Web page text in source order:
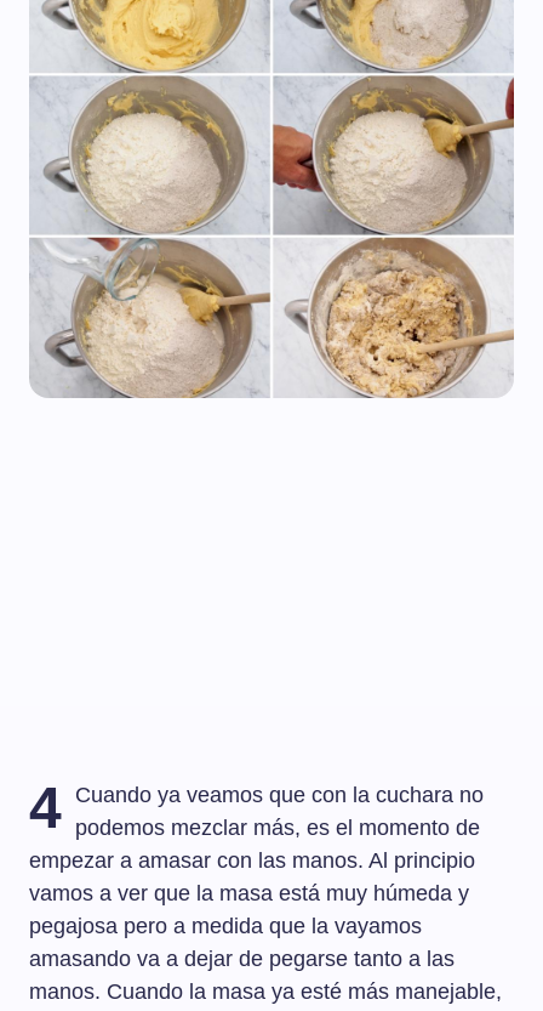
4 Cuando ya veamos que con la cuchara no
podemos mezclar más, es el momento de
empezar a amasar con las manos. Al principio
vamos a ver que la masa está muy húmeda y
pegajosa pero a medida que la vayamos
amasando va a dejar de pegarse tanto a las
manos. Cuando la masa ya esté más manejable,